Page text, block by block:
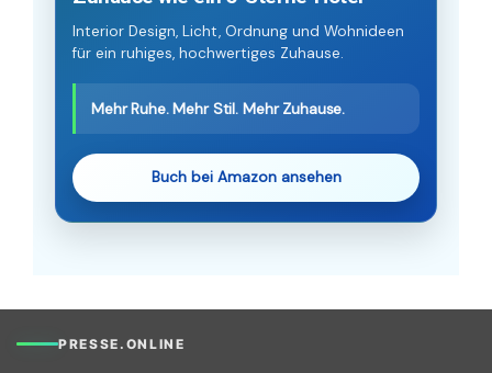
Interior Design, Licht, Ordnung und Wohnideen
für ein ruhiges, hochwertiges Zuhause.
Mehr Ruhe. Mehr Stil. Mehr Zuhause.
Buch bei Amazon ansehen
PRESSE.ONLINE